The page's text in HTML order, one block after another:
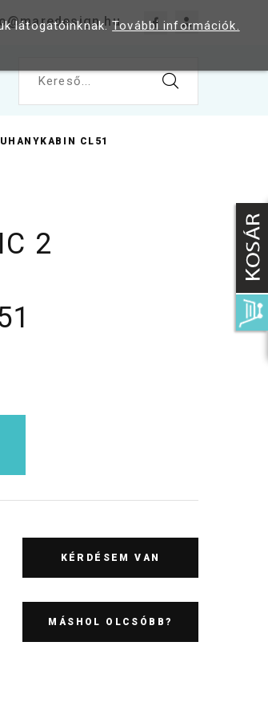
Kereső...
CL51
2
KÉRDÉSEM VAN
MÁSHOL OLCSÓBB?
látogatóinknak.További információk.